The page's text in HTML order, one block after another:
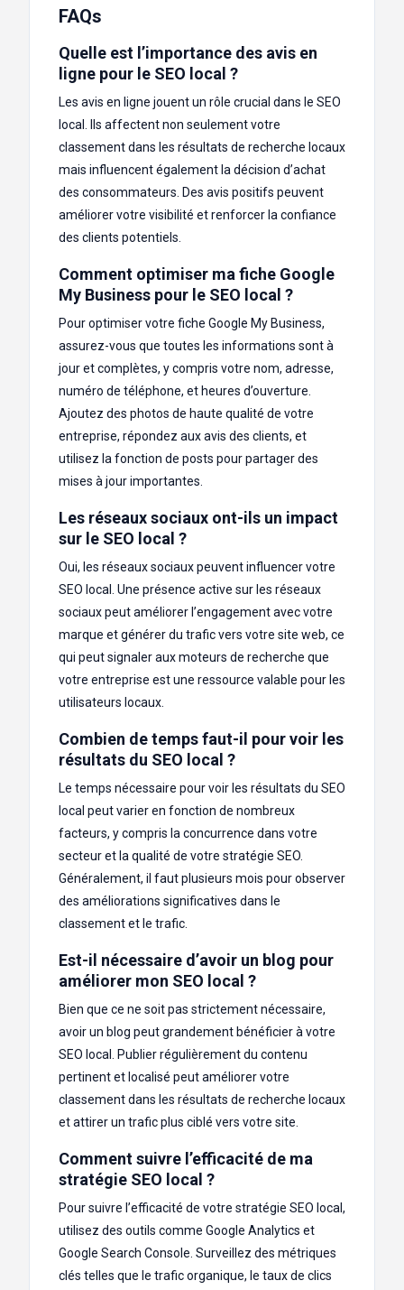
FAQs
Quelle est l’importance des avis en
ligne pour le SEO local ?
Les avis en ligne jouent un rôle crucial dans le SEO
local. Ils affectent non seulement votre
classement dans les résultats de recherche locaux
mais influencent également la décision d’achat
des consommateurs. Des avis positifs peuvent
améliorer votre visibilité et renforcer la confiance
des clients potentiels.
Comment optimiser ma fiche Google
My Business pour le SEO local ?
Pour optimiser votre fiche Google My Business,
assurez-vous que toutes les informations sont à
jour et complètes, y compris votre nom, adresse,
numéro de téléphone, et heures d’ouverture.
Ajoutez des photos de haute qualité de votre
entreprise, répondez aux avis des clients, et
utilisez la fonction de posts pour partager des
mises à jour importantes.
Les réseaux sociaux ont-ils un impact
sur le SEO local ?
Oui, les réseaux sociaux peuvent influencer votre
SEO local. Une présence active sur les réseaux
sociaux peut améliorer l’engagement avec votre
marque et générer du trafic vers votre site web, ce
qui peut signaler aux moteurs de recherche que
votre entreprise est une ressource valable pour les
utilisateurs locaux.
Combien de temps faut-il pour voir les
résultats du SEO local ?
Le temps nécessaire pour voir les résultats du SEO
local peut varier en fonction de nombreux
facteurs, y compris la concurrence dans votre
secteur et la qualité de votre stratégie SEO.
Généralement, il faut plusieurs mois pour observer
des améliorations significatives dans le
classement et le trafic.
Est-il nécessaire d’avoir un blog pour
améliorer mon SEO local ?
Bien que ce ne soit pas strictement nécessaire,
avoir un blog peut grandement bénéficier à votre
SEO local. Publier régulièrement du contenu
pertinent et localisé peut améliorer votre
classement dans les résultats de recherche locaux
et attirer un trafic plus ciblé vers votre site.
Comment suivre l’efficacité de ma
stratégie SEO local ?
Pour suivre l’efficacité de votre stratégie SEO local,
utilisez des outils comme Google Analytics et
Google Search Console. Surveillez des métriques
clés telles que le trafic organique, le taux de clics